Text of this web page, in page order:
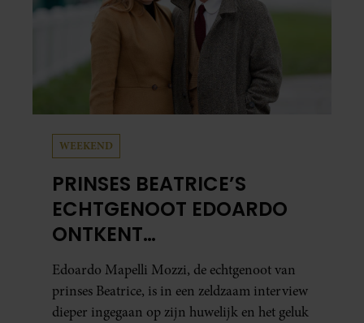
WEEKEND
PRINSES BEATRICE’S
ECHTGENOOT EDOARDO
ONTKENT
HUWELIJKSPROBLEMEN
Edoardo Mapelli Mozzi, de echtgenoot van
prinses Beatrice, is in een zeldzaam interview
dieper ingegaan op zijn huwelijk en het geluk